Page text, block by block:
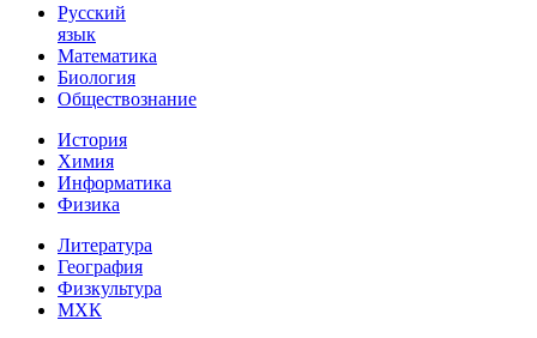
Русский
язык
Математика
Биология
Обществознание
История
Химия
Информатика
Физика
Литература
География
Физкультура
МХК